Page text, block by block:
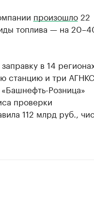
произошло22
топлива — на
в 14
станцию и три АГНКС.
Розница»
проверки
112 млрд руб.,